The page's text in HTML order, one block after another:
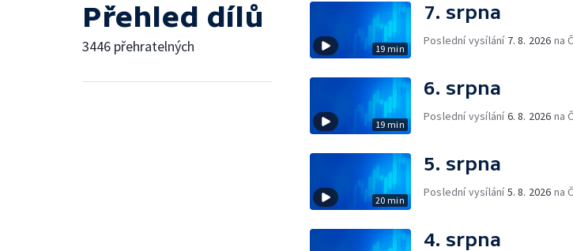
Přehled dílů
3446 přehratelných 19 min
7. srpna
Poslední vysílání 7. 8. 2026 na
19 min
6. srpna
Poslední vysílání6. 8. 2026 na
20 min
5. srpna
Poslední vysílání5. 8. 2026 na
4. srpna